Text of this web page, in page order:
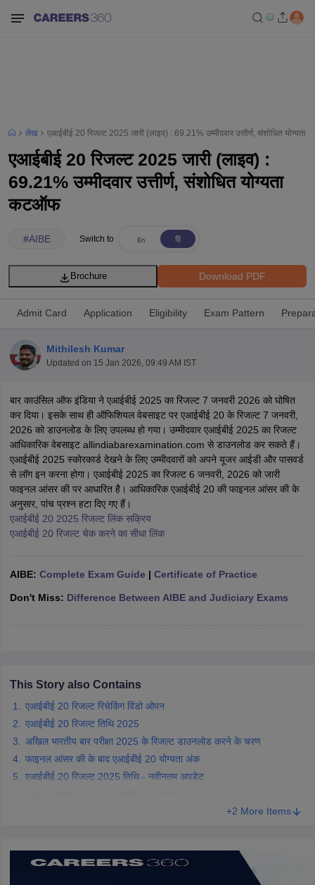
AIBE SyllabusAIBE ResultAIBE cut off
CardMH CET Law Exam PatternMH CET Law Previous Year
Eligibility CriteriaTS LAWCET Hall TicketTS LAWCET Previous Year
AP LAWCET SyllabusAP LAWCET Previous Question Papers
Question PapersCLAT SyllabusCLAT ResultCLAT Cutoff
SLAT Exam CentresSLAT Answer Key
ExamCULEEView All Exams
In India Accepting MH CET LawLaw Colleges In India
HNLU Raipur
E-books and Sample PapersSLAT E-books and Sample Papers
लेख एआईबीई 20 रिजल्ट 2025 जारी (लाइव) : 69.21% उम्मीदवार उत्तीर्ण, संशोधित
एआईबीई 20 रिजल्ट 2025 जारी (लाइव) :
69.21% उम्मीदवार उत्तीर्ण, संशोधित योग्यता
कटऑफ
#AIBE Switch to
Download PDF
Brochure
Admit Card Application Eligibility Exam Pattern
Mithilesh Kumar
Updated on 15 Jan 2026, 09:49 AM IST
बार काउंसिल ऑफ इंडिया ने एआईबीई 2025 का रिजल्ट 7 जनवरी 2026 को घोषित
कर दिया। इसके साथ ही ऑफिशियल वेबसाइट पर एआईबीई 20 के रिजल्ट 7 जनवरी,
2026 को डाउनलोड के लिए उपलब्ध हो गया। उम्मीदवार एआईबीई 2025 का रिजल्ट
आधिकारिक वेबसाइट allindiabarexamination.com से डाउनलोड कर सकते हैं।
एआईबीई 2025 स्कोरकार्ड देखने के लिए उम्मीदवारों को अपने यूजर आईडी और पासवर्ड
से लॉग इन करना होगा। एआईबीई 2025 का रिजल्ट 6 जनवरी, 2026 को जारी
फाइनल आंसर की पर आधारित है। आधिकारिक एआईबीई 20 की फाइनल आंसर की के
अनुसार, पांच प्रश्न हटा दिए गए हैं।
एआईबीई 20 2025 रिजल्ट लिंक सक्रिय
एआईबीई 20 रिजल्ट चेक करने का सीधा लिंक
AIBE: Complete Exam Guide | Certificate of Practice
Don't Miss: Difference Between AIBE and Judiciary Exams
This Story also Contains
एआईबीई 20 रिजल्ट रिचेकिंग विंडो ओपन
एआईबीई 20 रिजल्ट तिथि 2025
अखिल भारतीय बार परीक्षा 2025 के रिजल्ट डाउनलोड करने के चरण
फाइनल आंसर की के बाद एआईबीई 20 योग्यता अंक
एआईबीई 20 रिजल्ट 2025 तिथि - नवीनतम अपडेट
+2 More Items